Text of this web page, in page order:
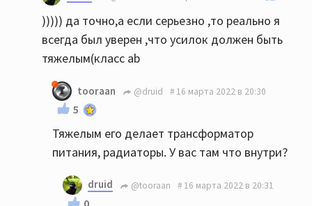
))))) да точно,а если серьезно ,то реально я
всегда был уверен ,что усилок должен быть
тяжелым(класс ab
tooraan @druid 16 марта 2022 в 20:30
5
Тяжелым его делает трансформатор
питания, радиаторы. У вас там что внутри?
druid @tooraan 16 марта 2022 в 20:31
0